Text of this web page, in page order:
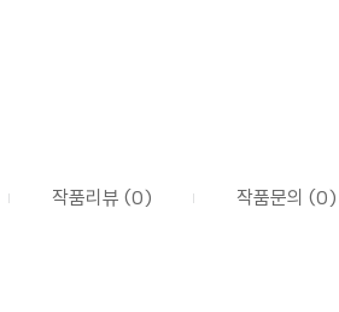
작품리뷰 (0) 작품문의 (0)